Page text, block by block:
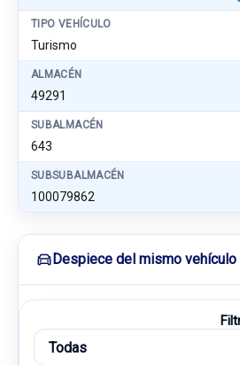
TIPO VEHÍCULO
Turismo
ALMACÉN
49291
SUBALMACÉN
643
SUBSUBALMACÉN
100079862
Despiece del mismo vehículo